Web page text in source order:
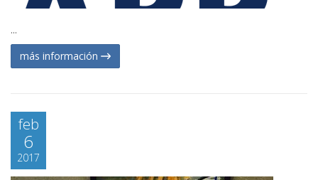
...
más información
feb
6
2017